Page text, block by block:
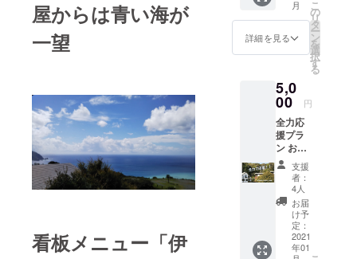
屋からは青い海が
一望
看板メニュー「伊
様をお迎え
しておりま
す。
災後は東北
を応援する
プロジェク
トなどにも
自然と旅と
美味しい物
と人との交
流が好きな
アラ還シェ
ランの
人気メ
ニュー
伊勢海
老のパ
ご家庭
で手軽
に楽し
めるオ
リジナ
ルパス
タソー
ス2人分
を冷凍
宅配便
でお礼
のメッ
セージ
と一緒
月
詳細を見る
こ
の
リ
タ
ー
ン
を
選
択
す
る
5,0
00 円
全力応
援プラ
ン お礼
のメッ
セージ
をお送
りいた
しま
す。
「しい
の木や
支援
者：
4人
お届
け予
定：
2021
年01